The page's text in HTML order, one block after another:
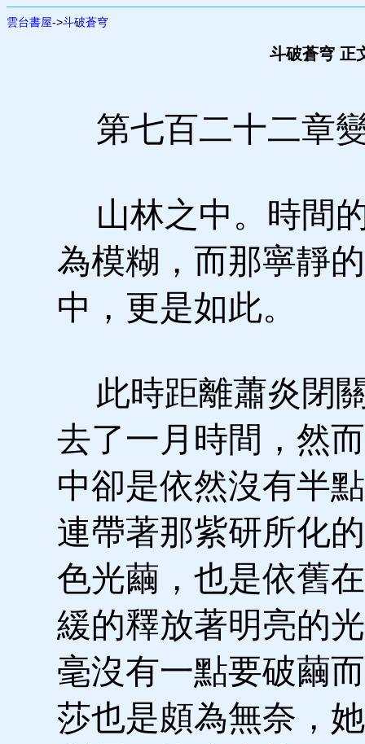
雲台書屋->斗破蒼穹
斗破蒼穹 正
第七百二十二章
山林之中。時間
為模糊，而那寧靜
中，更是如此。
此時距離蕭炎閉
去了一月時間，然
中卻是依然沒有半
連帶著那紫研所化
色光繭，也是依舊
緩的釋放著明亮的
毫沒有一點要破繭
莎也是頗為無奈，